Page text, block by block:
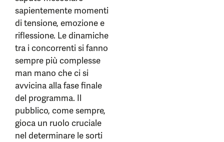
sapientemente momenti
di tensione, emozione e
riflessione. Le dinamiche
tra i concorrenti si fanno
sempre più complesse
man mano che ci si
avvicina alla fase finale
del programma. Il
pubblico, come sempre,
gioca un ruolo cruciale
nel determinare le sorti